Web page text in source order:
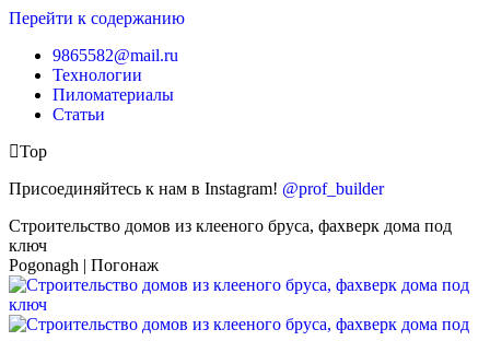
Перейти к содержанию
9865582@mail.ru
Технологии
Пиломатериалы
Статьи
Top
Присоединяйтесь к нам в Instagram! @prof_builder
Строительство домов из клееного бруса, фахверк дома под
ключ
Pogonagh | Погонаж